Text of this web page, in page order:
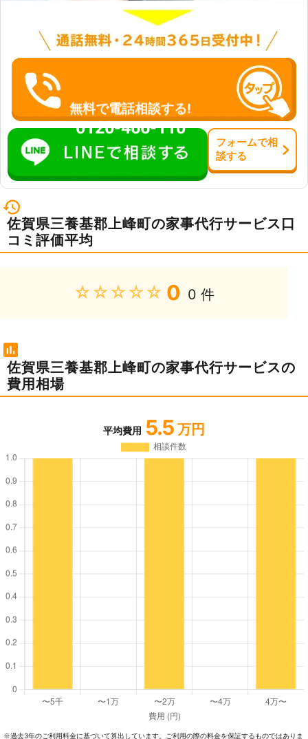
無料で電話相談する!
0120-466-110
フォームで相
談する
佐賀県三養基郡上峰町の家事代行サービス口
コミ評価平均
★★★★★ 0 0 件
佐賀県三養基郡上峰町の家事代行サービスの
費用相場
平均費用 5.5 万円
※過去3年のご利⽤料⾦に基づいて算出しています。ご利⽤の際の料⾦を保証するものではありま